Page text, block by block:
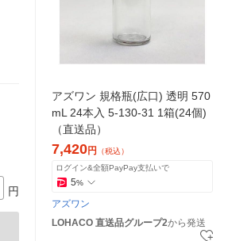
円
アズワン 規格瓶(広口) 透明 570
mL 24本入 5-130-31 1箱(24個)
（直送品）
7,420円 （税込）
ログイン&全額PayPay支払いで
5%
アズワン
LOHACO 直送品グループ2から発送